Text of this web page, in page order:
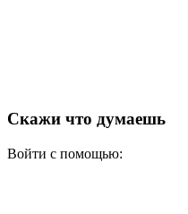
Скажи что думаешь
Войти с помощью: